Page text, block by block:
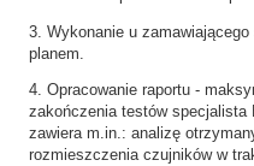
3. Wykonanie u
planem.
4. Opracowanie raportu -
zakończenia testów specjalista
zawiera m.in.: analizę
rozmieszczenia czujników w